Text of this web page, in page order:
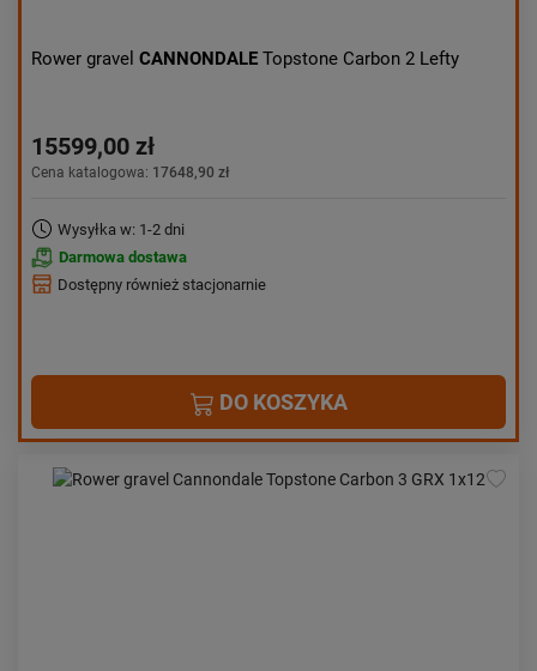
Rower gravel CANNONDALE Topstone Carbon 2 Lefty
15599,00 zł
Cena katalogowa: 17648,90 zł
Wysyłka w: 1-2 dni
Darmowa dostawa
Dostępny również stacjonarnie
DO KOSZYKA